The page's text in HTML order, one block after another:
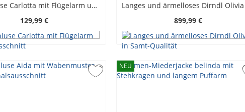
Dirndlbluse Carlotta mit Flügelarm und V-Ausschnitt
129,99 €
899,99 €
NEU